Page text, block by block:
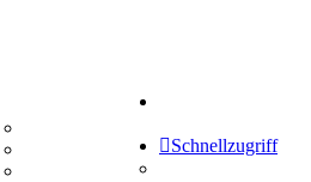
Treffenübersicht
Zitatesammlung
Schnellzugriff